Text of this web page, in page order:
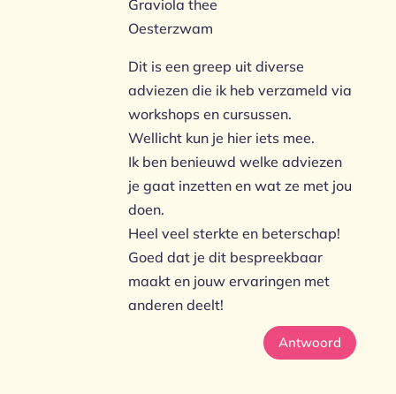
Graviola thee
Oesterzwam
Dit is een greep uit diverse
adviezen die ik heb verzameld via
workshops en cursussen.
Wellicht kun je hier iets mee.
Ik ben benieuwd welke adviezen
je gaat inzetten en wat ze met jou
doen.
Heel veel sterkte en beterschap!
Goed dat je dit bespreekbaar
maakt en jouw ervaringen met
anderen deelt!
Antwoord